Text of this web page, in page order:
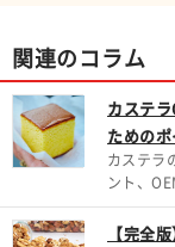
関連のコラム
カステ
ための
カステラ
ント、
【完全